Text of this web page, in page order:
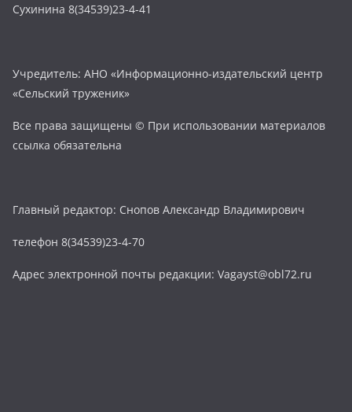
Сухинина 8(34539)23-4-41
Учредитель: АНО «Информационно-издательский центр
«Сельский труженик»
Все права защищены © При использовании материалов
ссылка обязательна
Главный редактор: Снопов Александр Владимирович
телефон 8(34539)23-4-70
Адрес электронной почты редакции: Vagayst@obl72.ru